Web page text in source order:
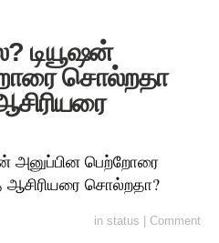
டியூஷன்
சொல்றதா
அனுப்பின பெற்றோரை
சொல்றதா?
in status Comment